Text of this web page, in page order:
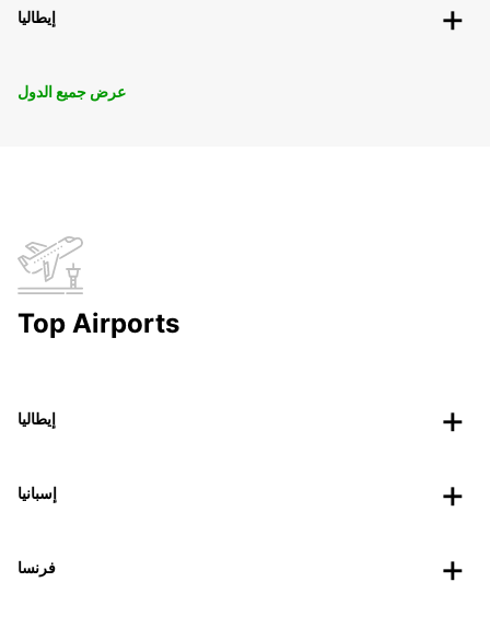
إيطاليا
عرض جميع الدول
Top Airports
إيطاليا
إسبانيا
فرنسا